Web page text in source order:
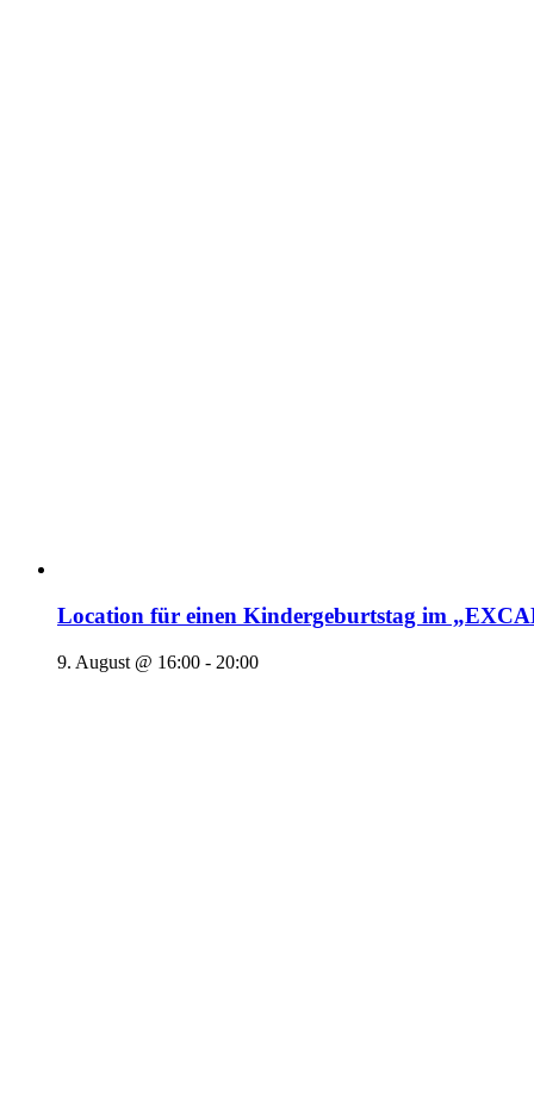
Location für einen Kindergeburtstag im
9. August @ 16:00 - 20:00